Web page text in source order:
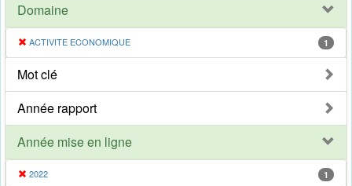
Domaine
ACTIVITE ECONOMIQUE 1
Mot clé
Année rapport
Année mise en ligne
2022 1